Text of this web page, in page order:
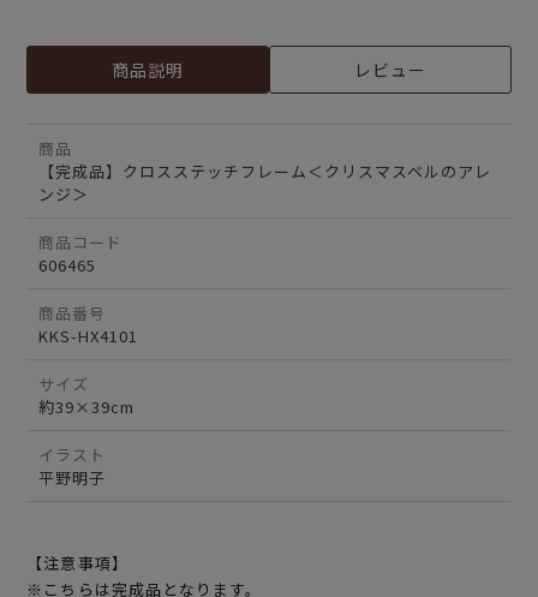
商品説明 レビュー
商品
【完成品】クロスステッチフレーム＜クリスマスベルのアレ
ンジ＞
商品コード
606465
商品番号
KKS-HX4101
サイズ
約39×39cm
イラスト
平野明子
【注意事項】
※こちらは完成品となります。